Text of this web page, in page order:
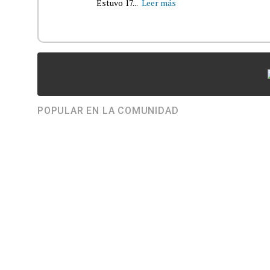
Estuvo 17... Leer más
POPULAR EN LA COMUNIDAD